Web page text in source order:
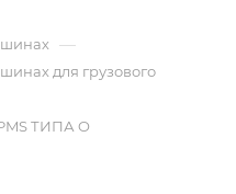
шинах —
для грузового
ТИПА O